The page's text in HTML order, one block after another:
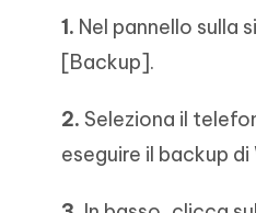
1. Nel pannello sulla
[Backup].
2. Seleziona il
eseguire il backup